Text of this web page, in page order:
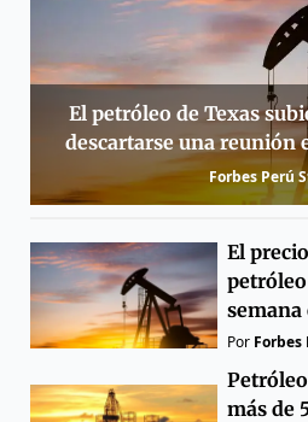
El petróleo de Texas
descartarse una reunión
Forbes Perú
El
semana
Por Forbes
más de